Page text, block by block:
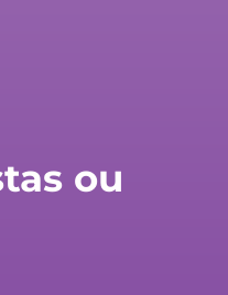
ou